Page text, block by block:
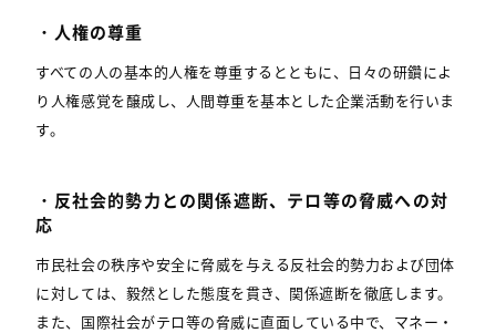
・人権の尊重
すべての人の基本的人権を尊重するとともに、日々の研鑽によ
り人権感覚を醸成し、人間尊重を基本とした企業活動を行いま
す。
・反社会的勢力との関係遮断、テロ等の脅威への対
応
市民社会の秩序や安全に脅威を与える反社会的勢力および団体
に対しては、毅然とした態度を貫き、関係遮断を徹底します。
また、国際社会がテロ等の脅威に直面している中で、マネー・